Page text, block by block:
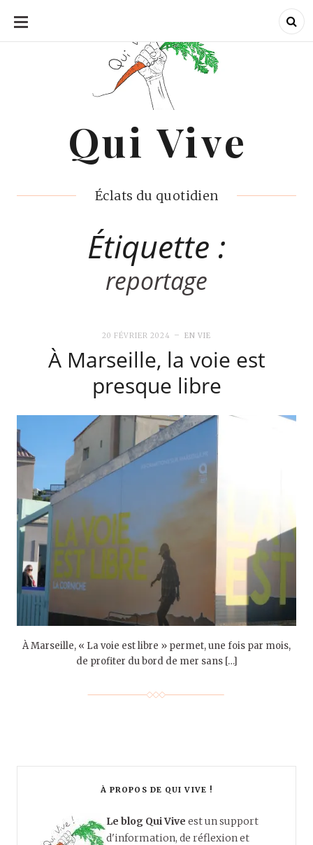
ALLER
CONTENU
Qui Vive
Éclats du quotidien
Qui Vive
Étiquette :
reportage
20 FÉVRIER 2024 EN VIE
À Marseille, la voie est
presque libre
À Marseille, « La voie est libre » permet, une fois par mois,
de profiter du bord de mer sans […]
À PROPOS DE QUI VIVE !
Le blog Qui Vive est un support
d'information, de réflexion et